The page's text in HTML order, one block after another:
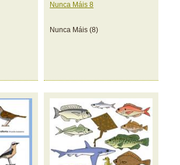
Nunca Máis 8
Nunca Máis (8)